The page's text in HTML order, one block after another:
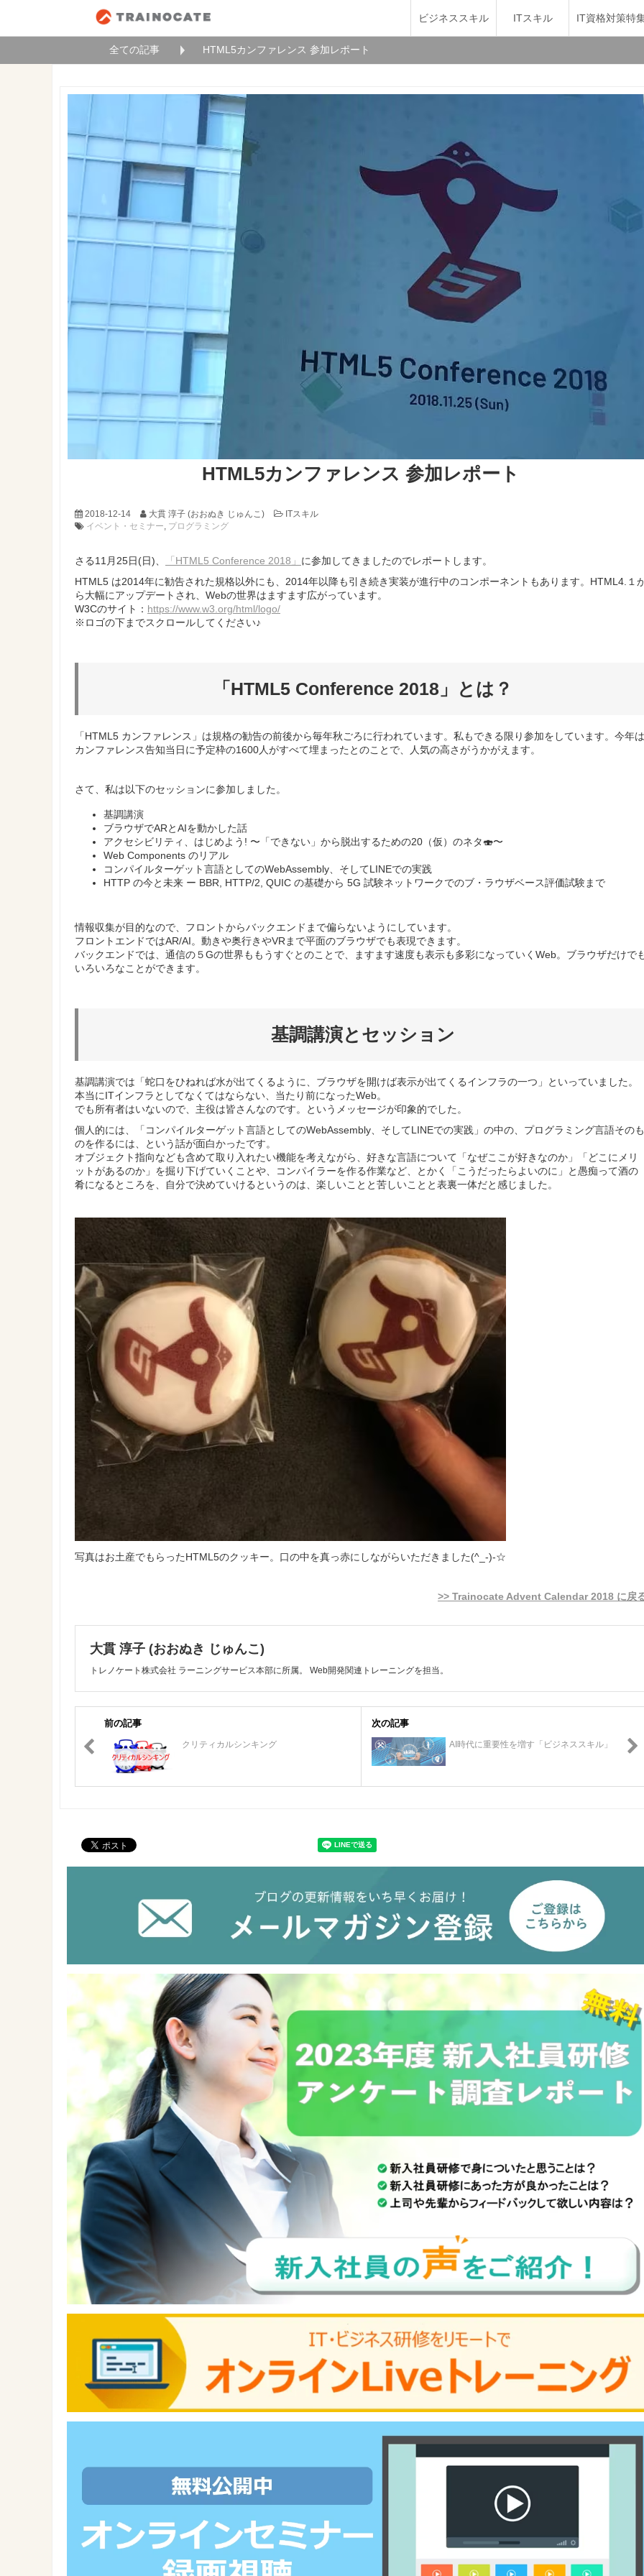
ビジネススキル ITスキル IT資格対策特
全ての記事 HTML5カンファレンス 参加レポート
HTML5カンファレンス 参加レポート
2018-12-14 大貫 淳子 (おおぬき じゅんこ)
ITスキル
イベント・セミナー, プログラミング
さる11月25日(日)、 「HTML5 Conference 2018」 に参加してきましたのでレポートします。
HTML5 は2014年に勧告された規格以外にも、2014年以降も引き続き実装が進行中のコンポーネントもあります。HTML4.１
ら大幅にアップデートされ、Webの世界はますます広がっています。
W3Cのサイト： https://www.w3.org/html/logo/
※ロゴの下までスクロールしてください♪
「HTML5 Conference 2018」とは？
「HTML5 カンファレンス」は規格の勧告の前後から毎年秋ごろに行われています。私もできる限り参加をしています。今年は
カンファレンス告知当日に予定枠の1600人がすべて埋まったとのことで、人気の高さがうかがえます。
さて、私は以下のセッションに参加しました。
基調講演
ブラウザでARとAIを動かした話
アクセシビリティ、はじめよう! 〜「できない」から脱出するための20（仮）のネタ🍣〜
Web Components のリアル
コンパイルターゲット言語としてのWebAssembly、そしてLINEでの実践
HTTP の今と未来 ー BBR, HTTP/2, QUIC の基礎から 5G 試験ネットワークでのブ・ラウザベース評価試験まで
情報収集が目的なので、フロントからバックエンドまで偏らないようにしています。
フロントエンドではAR/AI。動きや奥行きやVRまで平面のブラウザでも表現できます。
バックエンドでは、通信の５Gの世界ももうすぐとのことで、ますます速度も表示も多彩になっていくWeb。ブラウザだけで
いろいろなことができます。
基調講演とセッション
基調講演では「蛇口をひねれば水が出てくるように、ブラウザを開けば表示が出てくるインフラの一つ」といっていました。
本当にITインフラとしてなくてはならない、当たり前になったWeb。
でも所有者はいないので、主役は皆さんなのです。というメッセージが印象的でした。
個人的には、「コンパイルターゲット言語としてのWebAssembly、そしてLINEでの実践」の中の、プログラミング言語そのも
のを作るには、という話が面白かったです。
オブジェクト指向なども含めて取り入れたい機能を考えながら、好きな言語について「なぜここが好きなのか」「どこにメリ
ットがあるのか」を掘り下げていくことや、コンパイラーを作る作業など、とかく「こうだったらよいのに」と愚痴って酒の
肴になるところを、自分で決めていけるというのは、楽しいことと苦しいことと表裏一体だと感じました。
写真はお土産でもらったHTML5のクッキー。口の中を真っ赤にしながらいただきました(^_-)-☆
>> Trainocate Advent Calendar 2018 に戻
大貫 淳子 (おおぬき じゅんこ)
トレノケート株式会社 ラーニングサービス本部に所属。 Web開発関連トレーニングを担当。
前の記事
クリティカルシンキング
次の記事
AI時代に重要性を増す「ビジネススキル」